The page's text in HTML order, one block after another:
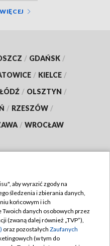
/ GDAŃSK /
/ KIELCE /
ŁÓDŹ / OLSZTYN /
/ RZESZÓW /
/ WROCŁAW
TVP
aby wyrazić zgody na
śledzenia i zbierania danych,
końcowym i ich
danych osobowych przez
(zwaną dalej również „TVP”),
oraz pozostałych Zaufanych
(w tym do